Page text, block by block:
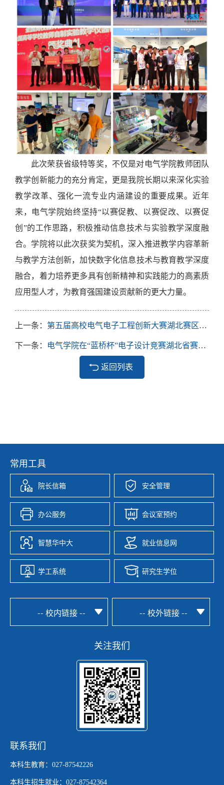
此次荣获省级特等奖，不仅是对电气学院教师团队
教学创新能力的充分肯定，更是我院长期以来深化实验
教学改革、强化一流专业内涵建设的重要成果。近年
来，
电气学院始终坚持“以赛促教、以赛促改、以赛促
创”的工作思路，积极推动信息技术与实验教学深度融
合。 学院将以此次获奖为契机，深入推进教学内容革新
与教学方法创新，加快数字化信息技术与教育教学深度
融合，着力培养更多具有创新精神和实践能力的高素质
应用型人才，为教育强国建设贡献新的更大力量。
上一条： 第五届高校电气电子工程创新大赛湖北赛区复赛圆满落幕
下一条： 电气学院在“蓝桥杯”电子设计竞赛湖北省赛中获佳绩
返回列表
常用工具
院长信箱 安全管理
办公服务 会议室预约
智慧华中大 就业信息网
学工系统 研究生学位
-- 校内链接 -- -- 校外链接 --
关注我们
联系我们
本科生教育：027-87542226
本科生招生就业：027-87542364